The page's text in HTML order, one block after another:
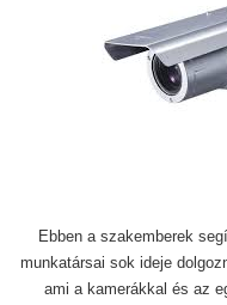
Ebben a szakemberek
munkatársai sok ideje
ami a kamerákkal és az